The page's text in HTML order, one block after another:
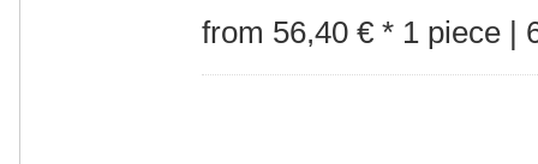
from 56,40 € * 1 piece |